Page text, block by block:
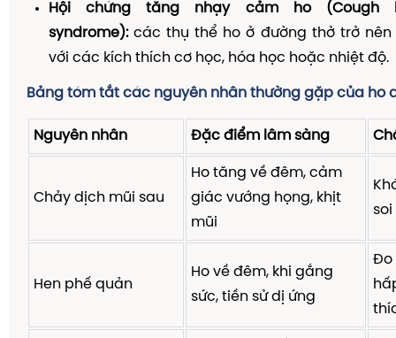
Hội chứng tăng nhạy cảm ho (Cough
syndrome):các thụ thể ho ở đường thở trở nên
với các kích thích cơ học, hóa học hoặc nhiệt độ.
Bảng tóm tắt các nguyên nhân thường gặp của ho
Nguyên nhân Đặc điểm lâm sàng
Chảy dịch mũi sau
Ho tăng về đêm, cảm
giác vướng họng, khịt
mũi
soi
Hen phế quản
Ho về đêm, khi gắng
sức, tiền sử dị ứng
Đo